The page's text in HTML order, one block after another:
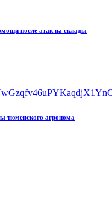
после атак на склады
тюменского агронома